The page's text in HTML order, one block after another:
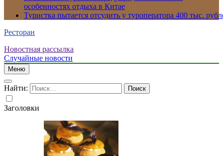
особенностях отдыха в Китае
Туристка пытается отсудить у туроператора 400 тыс.
Ресторан
Новостная рассылка
Случайные новости
Меню
Найти:
Заголовки